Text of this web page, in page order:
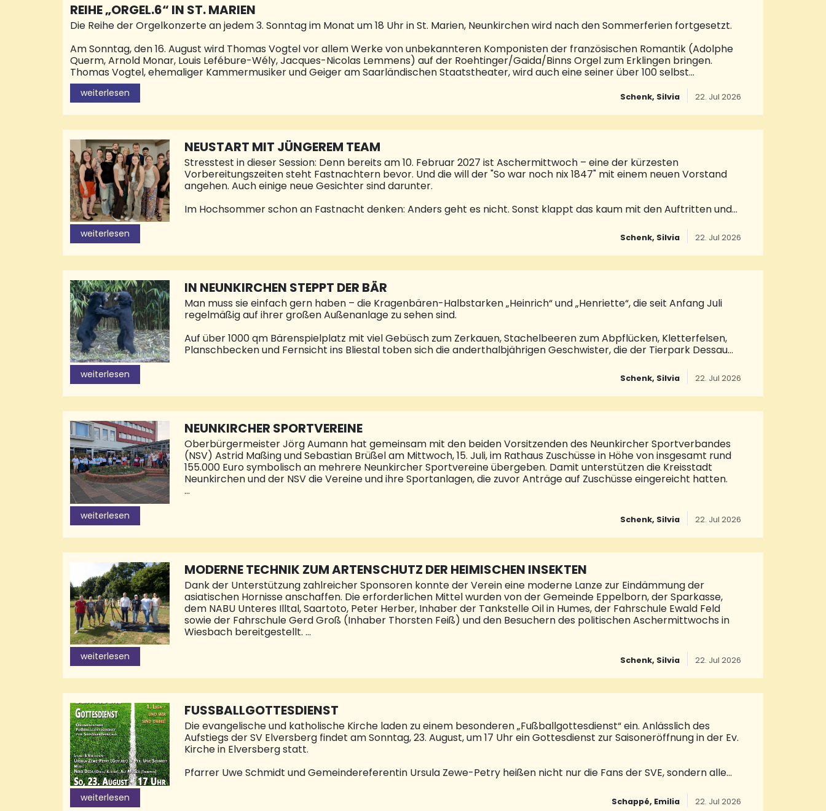
REIHE „ORGEL.6“ IN ST. MARIEN
Die Reihe der Orgelkonzerte an jedem 3. Sonntag im Monat um 18 Uhr in St. Marien, Neunkirchen wird nach den Sommerferien fortgesetzt.
Am Sonntag, den 16. August wird Thomas Vogtel vor allem Werke von unbekannteren Komponisten der französischen Romantik (Adolphe
Querm, Arnold Monar, Louis Lefébure-Wély, Jacques-Nicolas Lemmens) auf der Roehtinger/Gaida/Binns Orgel zum Erklingen bringen.
Thomas Vogtel, ehemaliger Kammermusiker und Geiger am Saarländischen Staatstheater, wird auch eine seiner über 100 selbst
komponierten Orgelsonaten zu Gehör bringen. Und schon einmal zum Vormerken: Sonntag 20. September, 18 Uhr spielt Lukas Schmidt,
leitender Kantor im Pastoralen Raum Wadern, Werke von Alexandre Guilmant, César Franck und Percy E. Fletcher. Am Sonntag, den 18.
Oktober wird Michael Schütz aus Berlin die Reihe für dieses Jahr mit einem besonderen Konzert beenden: Es werden Rock, Popp und
Filmmusik auf unseren Orgeln erklingen. Diese Reihe wird unterstützt von den Musikfreunden S
weiterlesen Schenk, Silvia 22. Jul 2026
NEUSTART MIT JÜNGEREM TEAM
Stresstest in dieser Session: Denn bereits am 10. Februar 2027 ist Aschermittwoch – eine der kürzesten
Vorbereitungszeiten steht Fastnachtern bevor. Und die will der "So war noch nix 1847" mit einem neuen Vorstand
angehen. Auch einige neue Gesichter sind darunter.
Im Hochsommer schon an Fastnacht denken: Anders geht es nicht. Sonst klappt das kaum mit den Auftritten und
war noch nix 1847" Ottweiler in einem Guss funktioniert, haben Mitglieder des ältesten Karnevalsvereins im
Saarland einen neuen Vorstand gewählt. Unter den routinierten Mitgliedern der Führungsriege sind auch neue
hinzugekommen. Nach wie vor an der Spitze bleibt Thomas Jahn. Als Präsident wird er weiterhin den Verein leiten.
An seiner Seite, ebenfalls im Amt der Vizepräsidentinnen bestätigt: Elfi Jahn und Olivia Klos. Neu dabei: Petra Haus.
Sie ist ab sofort als Kassiererin tätig. Als Stellvertrete
weiterlesen Schenk, Silvia 22. Jul 2026
IN NEUNKIRCHEN STEPPT DER BÄR
Man muss sie einfach gern haben – die Kragenbären-Halbstarken „Heinrich“ und „Henriette“, die seit Anfang Juli
regelmäßig auf ihrer großen Außenanlage zu sehen sind.
Auf über 1000 qm Bärenspielplatz mit viel Gebüsch zum Zerkauen, Stachelbeeren zum Abpflücken, Kletterfelsen,
Planschbecken und Fernsicht ins Bliestal toben sich die anderthalbjährigen Geschwister, die der Tierpark Dessau
nach Erdbienenlarven und anderen Kerbtieren. Ein typisches Verhalten, das die ewig hungrigen Allesfresser, die
eben alles mitnehmen, was appetitlich ist, an den Tag legen. Besonders ins Auge fallen die großen „Plüschohren“,
die so recht an den Kuschelteddy aus dem Kinderzimmer erinnern. So freundlich sie auch den Tierpflegern von
Anfang an entgegentraten, gerade wenn ein Löffel Honig wartet, so grummelig und stur können sie aber auch
weiterlesen Schenk, Silvia 22. Jul 2026
NEUNKIRCHER SPORTVEREINE
Oberbürgermeister Jörg Aumann hat gemeinsam mit den beiden Vorsitzenden des Neunkircher Sportverbandes
(NSV) Astrid Maßing und Sebastian Brüßel am Mittwoch, 15. Juli, im Rathaus Zuschüsse in Höhe von insgesamt rund
155.000 Euro symbolisch an mehrere Neunkircher Sportvereine übergeben. Damit unterstützen die Kreisstadt
Neunkirchen und der NSV die Vereine und ihre Sportanlagen, die zuvor Anträge auf Zuschüsse eingereicht hatten.
Breitensport zeichnet Neunkirchen als Sportstadt aus. Unsere Sportvereine schaffen Zusammenhalt und
Gemeinschaft. Mit der Kinder- und Jugendarbeit erfüllen sie auch wichtige soziale Funktionen. Auch Integration
nimmt einen hohen Stellenwert ein. Dieses Engagement verdient Anerkennung. Ich danke dem Sportausschuss für
die Beratung und die einstimmige Vergabe der Zuschüsse. Ebenso danke ich dem NSV für den Austausch über die
weiterlesen Schenk, Silvia 22. Jul 2026
MODERNE TECHNIK ZUM ARTENSCHUTZ DER HEIMISCHEN INSEKTEN
Dank der Unterstützung zahlreicher Sponsoren konnte der Verein eine moderne Lanze zur Eindämmung der
asiatischen Hornisse anschaffen. Die erforderlichen Mittel wurden von der Gemeinde Eppelborn, der Sparkasse,
dem NABU Unteres Illtal, Saartoto, Peter Herber, Inhaber der Tankstelle Oil in Humes, der Fahrschule Ewald Feld
sowie der Fahrschule Gerd Groß (Inhaber Thorsten Feiß) und den Besuchern des politischen Aschermittwochs in
Wiesbach bereitgestellt.
Die neue Ausrüstung ermöglicht sowohl den Einsatz von Permethrin als auch den Einsatz mit Heißdampf. Dadurch
stehen künftig zwei wirkungsvolle Verfahren zur Verfügung, um auf Funde der invasiven Hornissenart zu reagieren.
Die asiatische Hornisse breitet sich seit einigen Jahren zunehmend aus und stellt insbesondere für Honigbienen und
andere heimische Insekten eine Bedrohung dar. Mit der Anschaffung der Speziallanze sieht sich der Verein für die
weiterlesen Schenk, Silvia 22. Jul 2026
FUSSBALLGOTTESDIENST
Die evangelische und katholische Kirche laden zu einem besonderen „Fußballgottesdienst“ ein. Anlässlich des
Aufstiegs der SV Elversberg findet am Sonntag, 23. August, um 17 Uhr ein Gottesdienst zur Saisoneröffnung in der Ev.
Kirche in Elversberg statt.
Pfarrer Uwe Schmidt und Gemeindereferentin Ursula Zewe-Petry heißen nicht nur die Fans der SVE, sondern alle
Gestaltung übernehmen Kantor Nino Deda, Orgel und E-Piano, sowie Alf Müller, Trompete. Die Fanclubs sind in
besonderer Weise angeschrieben, sich an diesem Gottesdienst zu beteiligen. Selbstverständlich sind
weiterlesen Schappé, Emilia 22. Jul 2026